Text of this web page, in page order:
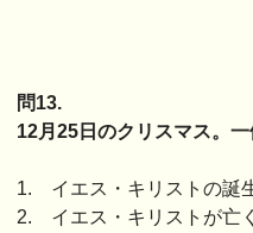
問13.
12月25日のクリスマス。
1. イエス・キリストの誕
2. イエス・キリストが亡